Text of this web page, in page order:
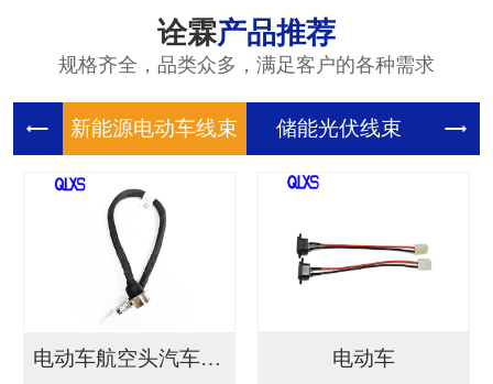
诠霖产品推荐
规格齐全，品类众多，满足客户的各种需求
新能源电 储能光伏
电动车航空头汽车连接... 电动车